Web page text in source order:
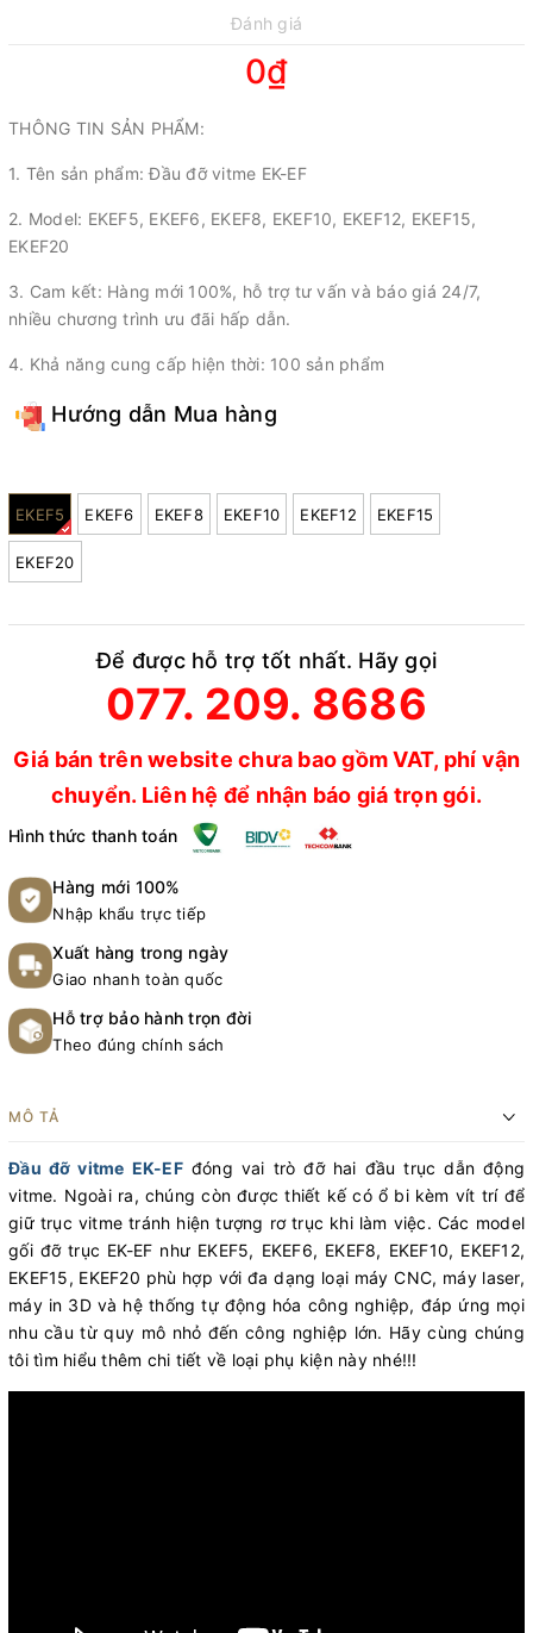
Đánh giá
0₫
THÔNG TIN SẢN PHẨM:
1. Tên sản phẩm: Đầu đỡ vitme EK-EF
2. Model: EKEF5, EKEF6, EKEF8, EKEF10, EKEF12, EKEF15,
EKEF20
3. Cam kết: Hàng mới 100%, hỗ trợ tư vấn và báo giá 24/7,
nhiều chương trình ưu đãi hấp dẫn.
4. Khả năng cung cấp hiện thời: 100 sản phẩm
Hướng dẫn Mua hàng
EKEF5 EKEF6 EKEF8 EKEF10 EKEF12 EKEF15
EKEF20
Để được hỗ trợ tốt nhất. Hãy gọi
077. 209. 8686
Giá bán trên website chưa bao gồm VAT, phí vận
chuyển. Liên hệ để nhận báo giá trọn gói.
Hình thức thanh toán
Hàng mới 100%
Nhập khẩu trực tiếp
Xuất hàng trong ngày
Giao nhanh toàn quốc
Hỗ trợ bảo hành trọn đời
Theo đúng chính sách
MÔ TẢ
Đầu đỡ vitme EK-EFđóng vai trò đỡ hai đầu trục dẫn động
vitme. Ngoài ra, chúng còn được thiết kế có ổ bi kèm vít trí để
giữ trục vitme tránh hiện tượng rơ trục khi làm việc. Các model
gối đỡ trục EK-EF như EKEF5, EKEF6, EKEF8, EKEF10, EKEF12,
EKEF15, EKEF20 phù hợp với đa dạng loại máy CNC, máy laser,
máy in 3D và hệ thống tự động hóa công nghiệp, đáp ứng mọi
nhu cầu từ quy mô nhỏ đến công nghiệp lớn. Hãy cùng chúng
tôi tìm hiểu thêm chi tiết về loại phụ kiện này nhé!!!